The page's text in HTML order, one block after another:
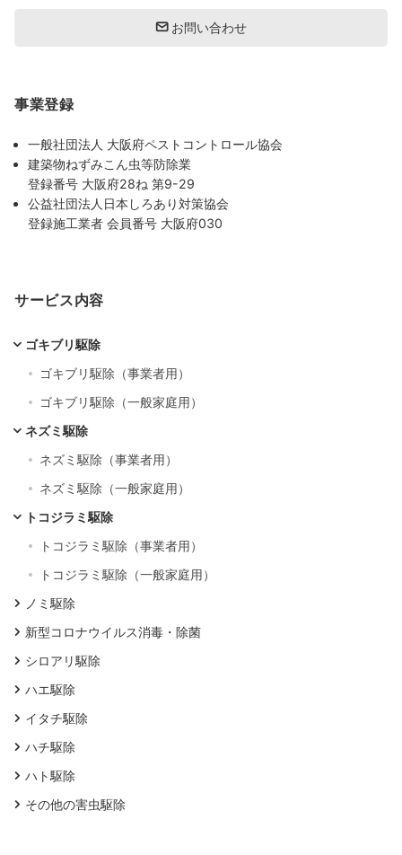
お問い合わせ
事業登録
一般社団法人 大阪府ペストコントロール協会
建築物ねずみこん虫等防除業
登録番号 大阪府28ね 第9-29
公益社団法人日本しろあり対策協会
登録施工業者 会員番号 大阪府030
サービス内容
ゴキブリ駆除
ゴキブリ駆除（事業者用）
ゴキブリ駆除（一般家庭用）
ネズミ駆除
ネズミ駆除（事業者用）
ネズミ駆除（一般家庭用）
トコジラミ駆除
トコジラミ駆除（事業者用）
トコジラミ駆除（一般家庭用）
ノミ駆除
新型コロナウイルス消毒・除菌
シロアリ駆除
ハエ駆除
イタチ駆除
ハチ駆除
ハト駆除
その他の害虫駆除